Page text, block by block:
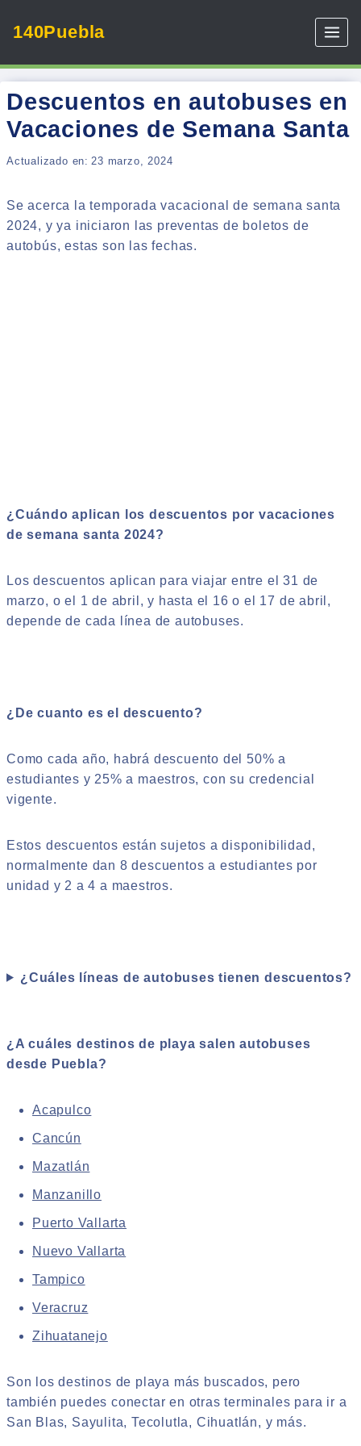
140Puebla
Descuentos en autobuses en
Vacaciones de Semana Santa
Actualizado en: 23 marzo, 2024
Se acerca la temporada vacacional de semana santa
2024, y ya iniciaron las preventas de boletos de
autobús, estas son las fechas.
¿Cuándo aplican los descuentos por vacaciones
de semana santa 2024?
Los descuentos aplican para viajar entre el 31 de
marzo, o el 1 de abril, y hasta el 16 o el 17 de abril,
depende de cada línea de autobuses.
¿De cuanto es el descuento?
Como cada año, habrá descuento del 50% a
estudiantes y 25% a maestros, con su credencial
vigente.
Estos descuentos están sujetos a disponibilidad,
normalmente dan 8 descuentos a estudiantes por
unidad y 2 a 4 a maestros.
¿Cuáles líneas de autobuses tienen descuentos?
¿A cuáles destinos de playa salen autobuses
desde Puebla?
Acapulco
Cancún
Mazatlán
Manzanillo
Puerto Vallarta
Nuevo Vallarta
Tampico
Veracruz
Zihuatanejo
Son los destinos de playa más buscados, pero
también puedes conectar en otras terminales para ir a
San Blas, Sayulita, Tecolutla, Cihuatlán, y más.